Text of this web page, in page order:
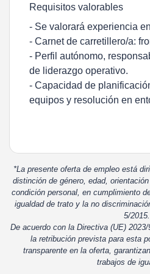
Requisitos valorables
- Se valorará experiencia
- Carnet de carretillero/a:
- Perfil autónomo,
de liderazgo operativo.
- Capacidad de
equipos y resolución en
*La presente oferta de empleo está
distinción de género, edad,
condición personal, en cumplimiento
igualdad de trato y la no
5/2015.
De acuerdo con la Directiva (UE)
la retribución prevista para esta
transparente en la oferta,
trabajos de